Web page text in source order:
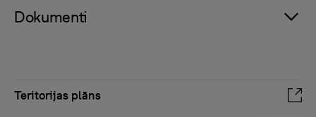
Dokumenti
Teritorijas plāns